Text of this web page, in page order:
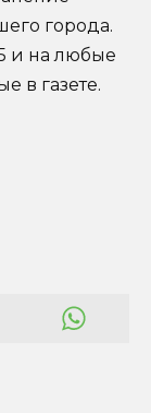
города.
и на любые
в газете.